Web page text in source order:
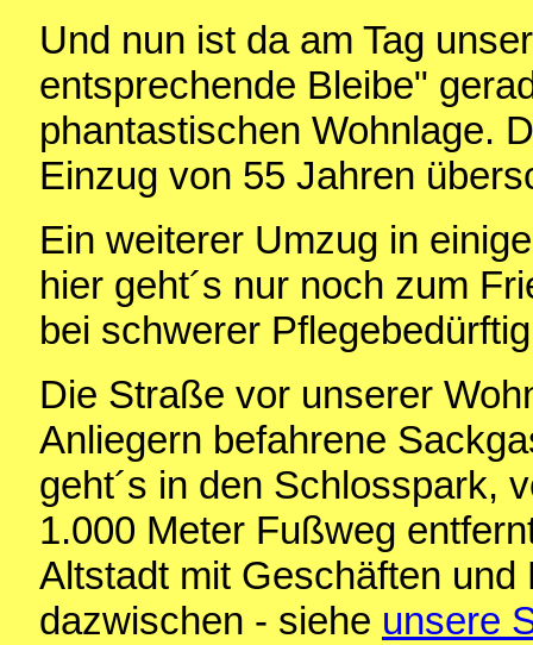
Und nun ist da am Tag
entsprechende Bleibe"
phantastischen Wohnlage.
Einzug von 55 Jahren
Ein weiterer Umzug in
hier geht´s nur noch zum
bei schwerer
Die Straße vor unserer
Anliegern befahrene
geht´s in den Schlosspark,
1.000 Meter Fußweg
Altstadt mit Geschäften und
dazwischen - siehe unsere